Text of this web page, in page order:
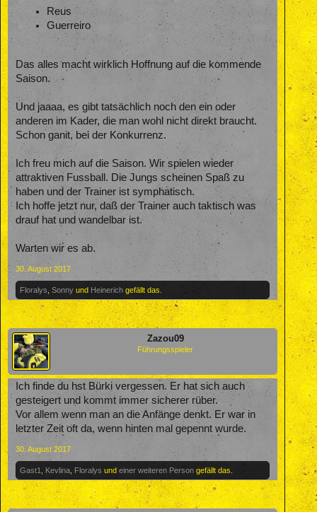
Reus
Guerreiro
Das alles macht wirklich Hoffnung auf die kommende
Saison.
Und jaaaa, es gibt tatsächlich noch den ein oder
anderen im Kader, die man wohl nicht direkt braucht.
Schon ganit, bei der Konkurrenz.
Ich freu mich auf die Saison. Wir spielen wieder
attraktiven Fussball. Die Jungs scheinen Spaß zu
haben und der Trainer ist symphatisch.
Ich hoffe jetzt nur, daß der Trainer auch taktisch was
drauf hat und wandelbar ist.
Warten wir es ab.
30. August 2017
Floralys Sonny und Heinerich gefällt das.
Zazou09
Führungsspieler
Ich finde du hst Bürki vergessen. Er hat sich auch
gesteigert und kommt immer sicherer rüber.
Vor allem wenn man an die Anfänge denkt. Er war in
letzter Zeit oft da, wenn hinten mal gepennt wurde.
30. August 2017
Gast1 Kevlina Floralys und einer weiteren Person gefällt das.